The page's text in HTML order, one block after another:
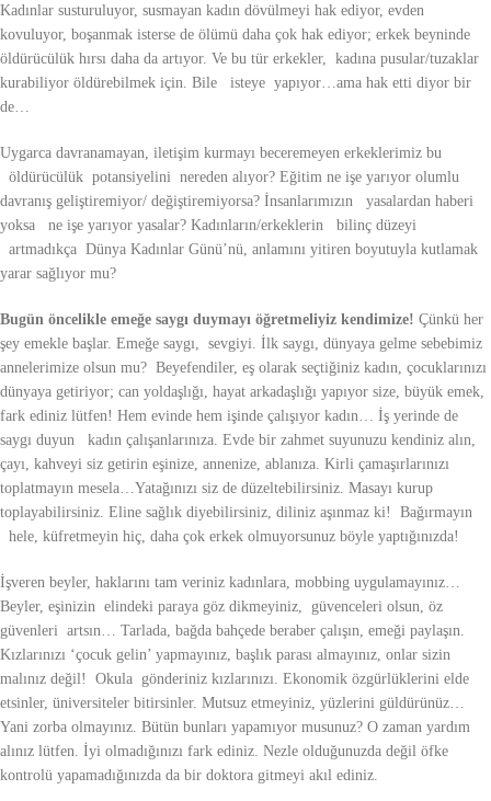
Kadınlar susturuluyor, susmayan kadın dövülmeyi hak ediyor, evden
kovuluyor, boşanmak isterse de ölümü daha çok hak ediyor; erkek beyninde
öldürücülük hırsı daha da artıyor. Ve bu tür erkekler, kadına pusular/tuzaklar
kurabiliyor öldürebilmek için. Bile isteye yapıyor…ama hak etti diyor bir
de…
Uygarca davranamayan, iletişim kurmayı beceremeyen erkeklerimiz bu
öldürücülük potansiyelini nereden alıyor? Eğitim ne işe yarıyor olumlu
davranış geliştiremiyor/ değiştiremiyorsa? İnsanlarımızın yasalardan haberi
yoksa ne işe yarıyor yasalar? Kadınların/erkeklerin bilinç düzeyi
artmadıkça Dünya Kadınlar Günü’nü, anlamını yitiren boyutuyla kutlamak
yarar sağlıyor mu?
Bugün öncelikle emeğe saygı duymayı öğretmeliyiz kendimize! Çünkü her
şey emekle başlar. Emeğe saygı, sevgiyi. İlk saygı, dünyaya gelme sebebimiz
annelerimize olsun mu? Beyefendiler, eş olarak seçtiğiniz kadın, çocuklarınızı
dünyaya getiriyor; can yoldaşlığı, hayat arkadaşlığı yapıyor size, büyük emek,
fark ediniz lütfen! Hem evinde hem işinde çalışıyor kadın… İş yerinde de
saygı duyun kadın çalışanlarınıza. Evde bir zahmet suyunuzu kendiniz alın,
çayı, kahveyi siz getirin eşinize, annenize, ablanıza. Kirli çamaşırlarınızı
toplatmayın mesela…Yatağınızı siz de düzeltebilirsiniz. Masayı kurup
toplayabilirsiniz. Eline sağlık diyebilirsiniz, diliniz aşınmaz ki! Bağırmayın
hele, küfretmeyin hiç, daha çok erkek olmuyorsunuz böyle yaptığınızda!
İşveren beyler, haklarını tam veriniz kadınlara, mobbing uygulamayınız…
Beyler, eşinizin elindeki paraya göz dikmeyiniz, güvenceleri olsun, öz
güvenleri artsın… Tarlada, bağda bahçede beraber çalışın, emeği paylaşın.
Kızlarınızı ‘çocuk gelin’ yapmayınız, başlık parası almayınız, onlar sizin
malınız değil! Okula gönderiniz kızlarınızı. Ekonomik özgürlüklerini elde
etsinler, üniversiteler bitirsinler. Mutsuz etmeyiniz, yüzlerini güldürünüz…
Yani zorba olmayınız. Bütün bunları yapamıyor musunuz? O zaman yardım
alınız lütfen. İyi olmadığınızı fark ediniz. Nezle olduğunuzda değil öfke
kontrolü yapamadığınızda da bir doktora gitmeyi akıl ediniz.